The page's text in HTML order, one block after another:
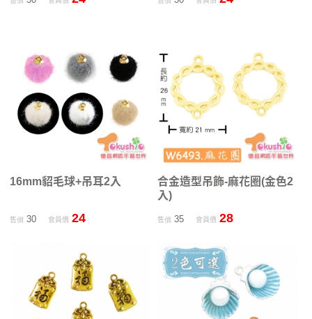
16mm貂毛球+吊耳2入
售價30 會員價 24
合金造型吊飾-麻花圈(金色2
入)
售價 35 會員價 28